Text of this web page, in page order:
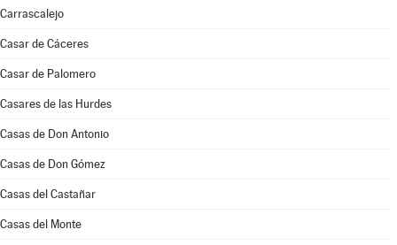
Carrascalejo
Casar de Cáceres
Casar de Palomero
Casares de las Hurdes
Casas de Don Antonio
Casas de Don Gómez
Casas del Castañar
Casas del Monte